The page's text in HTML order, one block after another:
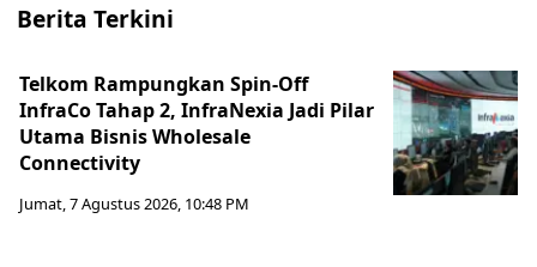
Berita Terkini
Telkom Rampungkan Spin-Off
InfraCo Tahap 2, InfraNexia Jadi Pilar
Utama Bisnis Wholesale
Connectivity
Jumat, 7 Agustus 2026, 10:48 PM